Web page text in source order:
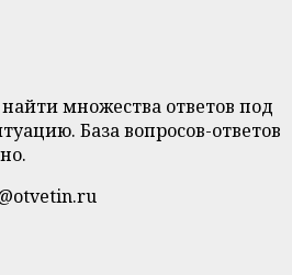
множества ответов под
База вопросов-ответов